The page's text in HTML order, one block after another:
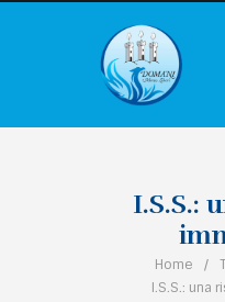
I.S.S.:
Home
I.S.S.: una